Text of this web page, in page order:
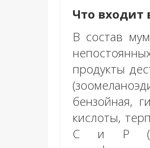
Что входит
В состав
продукты
бензойная,
кислоты,
C и Р